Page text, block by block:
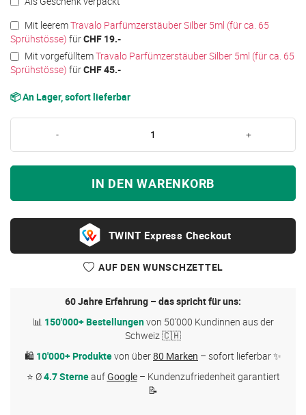
Mit leeremTravalo Parfümzerstäuber Silber 5ml (für ca. 65
Sprühstösse) fürCHF 19.-
Mit vorgefülltemTravalo Parfümzerstäuber Silber 5ml (für ca. 65
Sprühstösse) fürCHF 45.-
📦 An Lager, sofort lieferbar
- +
IN DEN WARENKORB
Express Checkout
AUF DEN WUNSCHZETTEL
60 Jahre Erfahrung – das spricht für uns:
📊 150'000+ Bestellungenvon 50'000 Kundinnen aus der
Schweiz 🇨🇭
🛍 10'000+ Produktevon über80 Marken – sofort lieferbar ✨
⭐ Ø4.7 SterneaufGoogle– Kundenzufriedenheit garantiert
📝